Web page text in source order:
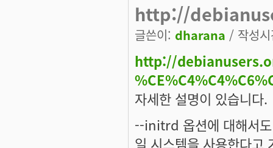
http://
글쓴이: dharana / 작성
http://
자세한 설명이 있습니다.
--initrd 옵션에 대해서도
일 시스템을 사용한다